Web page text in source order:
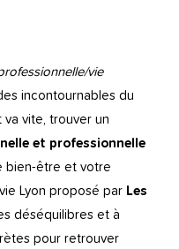
vie
incontournables du
va vite, trouver un
et professionnelle
bien-être et votre
Lyon proposé par Les
déséquilibres et à
pour retrouver